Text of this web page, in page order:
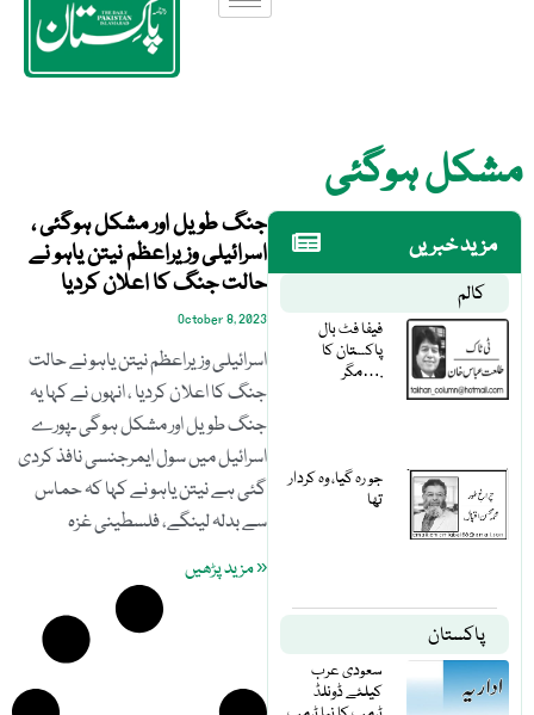
مشکل ہوگئی
مزید خبریں
کالم
فیفا فٹ بال
پاکستان کا
مگر….
جو رہ گیا، وہ کردار
تھا
پاکستان
سعودی عرب
کیلئے ڈونلڈ
جنگ طویل اور مشکل ہوگئی ،
اسرائیلی وزیراعظم نیتن یاہو نے
حالت جنگ کا اعلان کردیا
October 8, 2023
اسرائیلی وزیراعظم نیتن یاہو نے حالت
جنگ کا اعلان کردیا ، انہوں نے کہا یہ
جنگ طویل اور مشکل ہوگی ۔پورے
اسرائیل میں سول ایمرجنسی نافذ کردی
گئی ہے نیتن یاہو نے کہا کہ حماس
سے بدلہ لینگے، فلسطینی غزہ
« مزید پڑھیں